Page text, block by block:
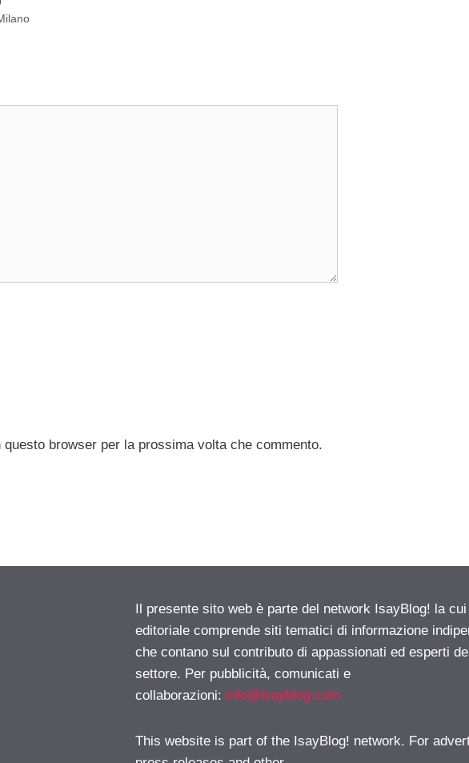
browser per la prossima volta che commento.
Il presente sito web è parte del network IsayBlog! la
editoriale comprende siti tematici di informazione
che contano sul contributo di appassionati ed esperti del
settore. Per pubblicità, comunicati e
collaborazioni: info@isayblog.com
This website is part of the IsayBlog! network. For